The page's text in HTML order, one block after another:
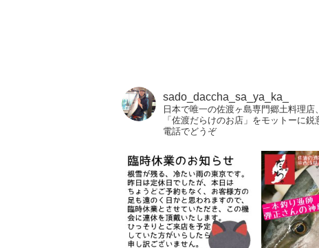
sado_daccha_sa_ya_ka_
日本で唯一の佐渡ヶ島専門郷土料理
「佐渡だらけのお店」をモットーに鋭
電話でどうぞ